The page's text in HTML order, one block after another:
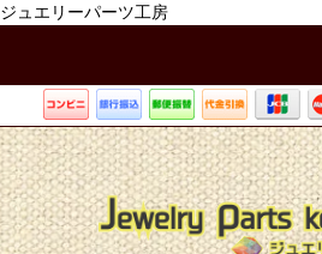
ジュエリーパーツ工房